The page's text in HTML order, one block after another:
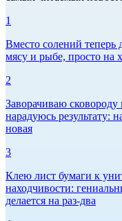
1
Вместо солений
мясу и рыбе, просто на
2
Заворачиваю
нарадуюсь результату:
новая
3
Клею лист бумаги к
находчивости:
делается на раз-два